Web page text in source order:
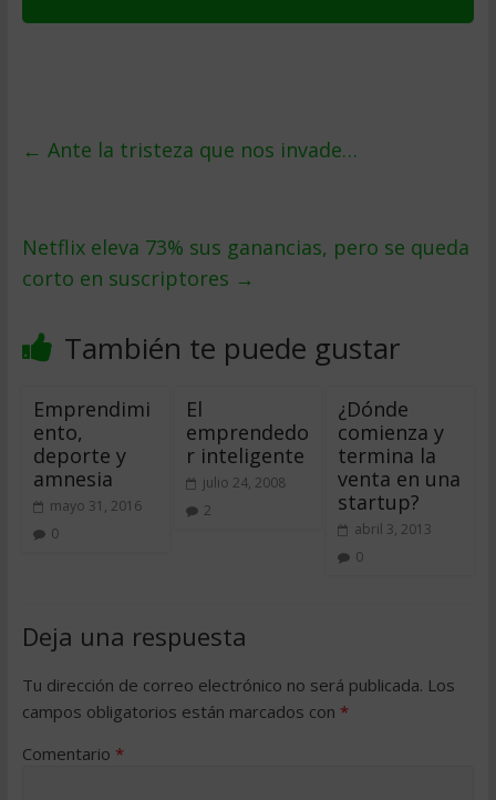
← Ante la tristeza que nos invade…
Netflix eleva 73% sus ganancias, pero se queda
corto en suscriptores →
También te puede gustar
Emprendimi
ento,
deporte y
amnesia
mayo 31, 2016
0
El
emprendedo
r inteligente
julio 24, 2008
2
¿Dónde
comienza y
termina la
venta en una
startup?
abril 3, 2013
0
Deja una respuesta
Tu dirección de correo electrónico no será publicada. Los
campos obligatorios están marcados con *
Comentario *